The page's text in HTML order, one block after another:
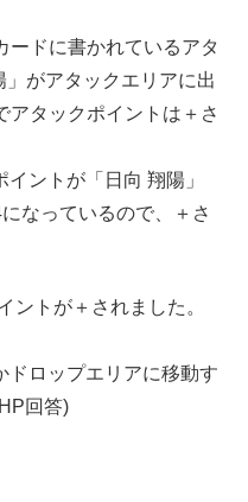
ードに書かれているアタ
がアタックエリアに出
アタックポイントは＋さ
ントが「日向 翔陽」
なっているので、＋さ
ントが＋されました。
ドロップエリアに移動す
HP回答)